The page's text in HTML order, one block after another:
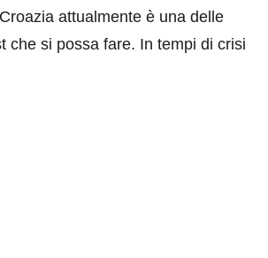
attualmente è una delle
che si possa fare. In tempi di crisi